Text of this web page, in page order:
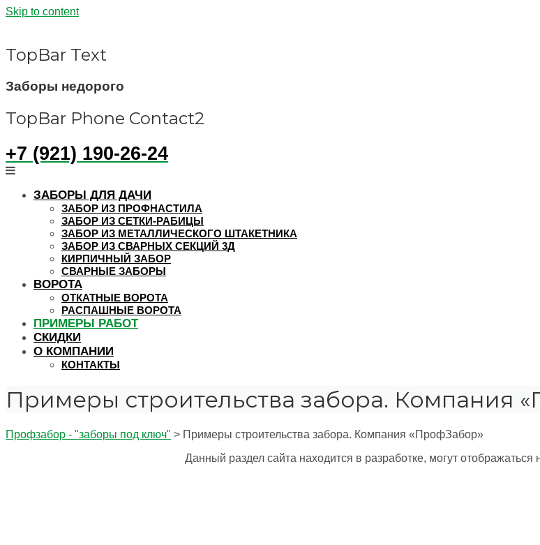
Skip to content
TopBar Text
Заборы недорого
TopBar Phone Contact2
+7 (921) 190-26-24
ЗАБОРЫ ДЛЯ ДАЧИ
ЗАБОР ИЗ ПРОФНАСТИЛА
ЗАБОР ИЗ СЕТКИ-РАБИЦЫ
ЗАБОР ИЗ МЕТАЛЛИЧЕСКОГО ШТАКЕТНИКА
ЗАБОР ИЗ СВАРНЫХ СЕКЦИЙ 3Д
КИРПИЧНЫЙ ЗАБОР
СВАРНЫЕ ЗАБОРЫ
ВОРОТА
ОТКАТНЫЕ ВОРОТА
РАСПАШНЫЕ ВОРОТА
ПРИМЕРЫ РАБОТ
СКИДКИ
О КОМПАНИИ
КОНТАКТЫ
Примеры строительства забора. Компания
Профзабор - "заборы под ключ" > Примеры строительства забора. Компания «ПрофЗабор»
Данный раздел сайта находится в разработке, могут